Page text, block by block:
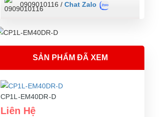
0909010116 / Chat Zalo
SẢN PHẨM ĐÃ XEM
CP1L-EM40DR-D
Liên Hệ